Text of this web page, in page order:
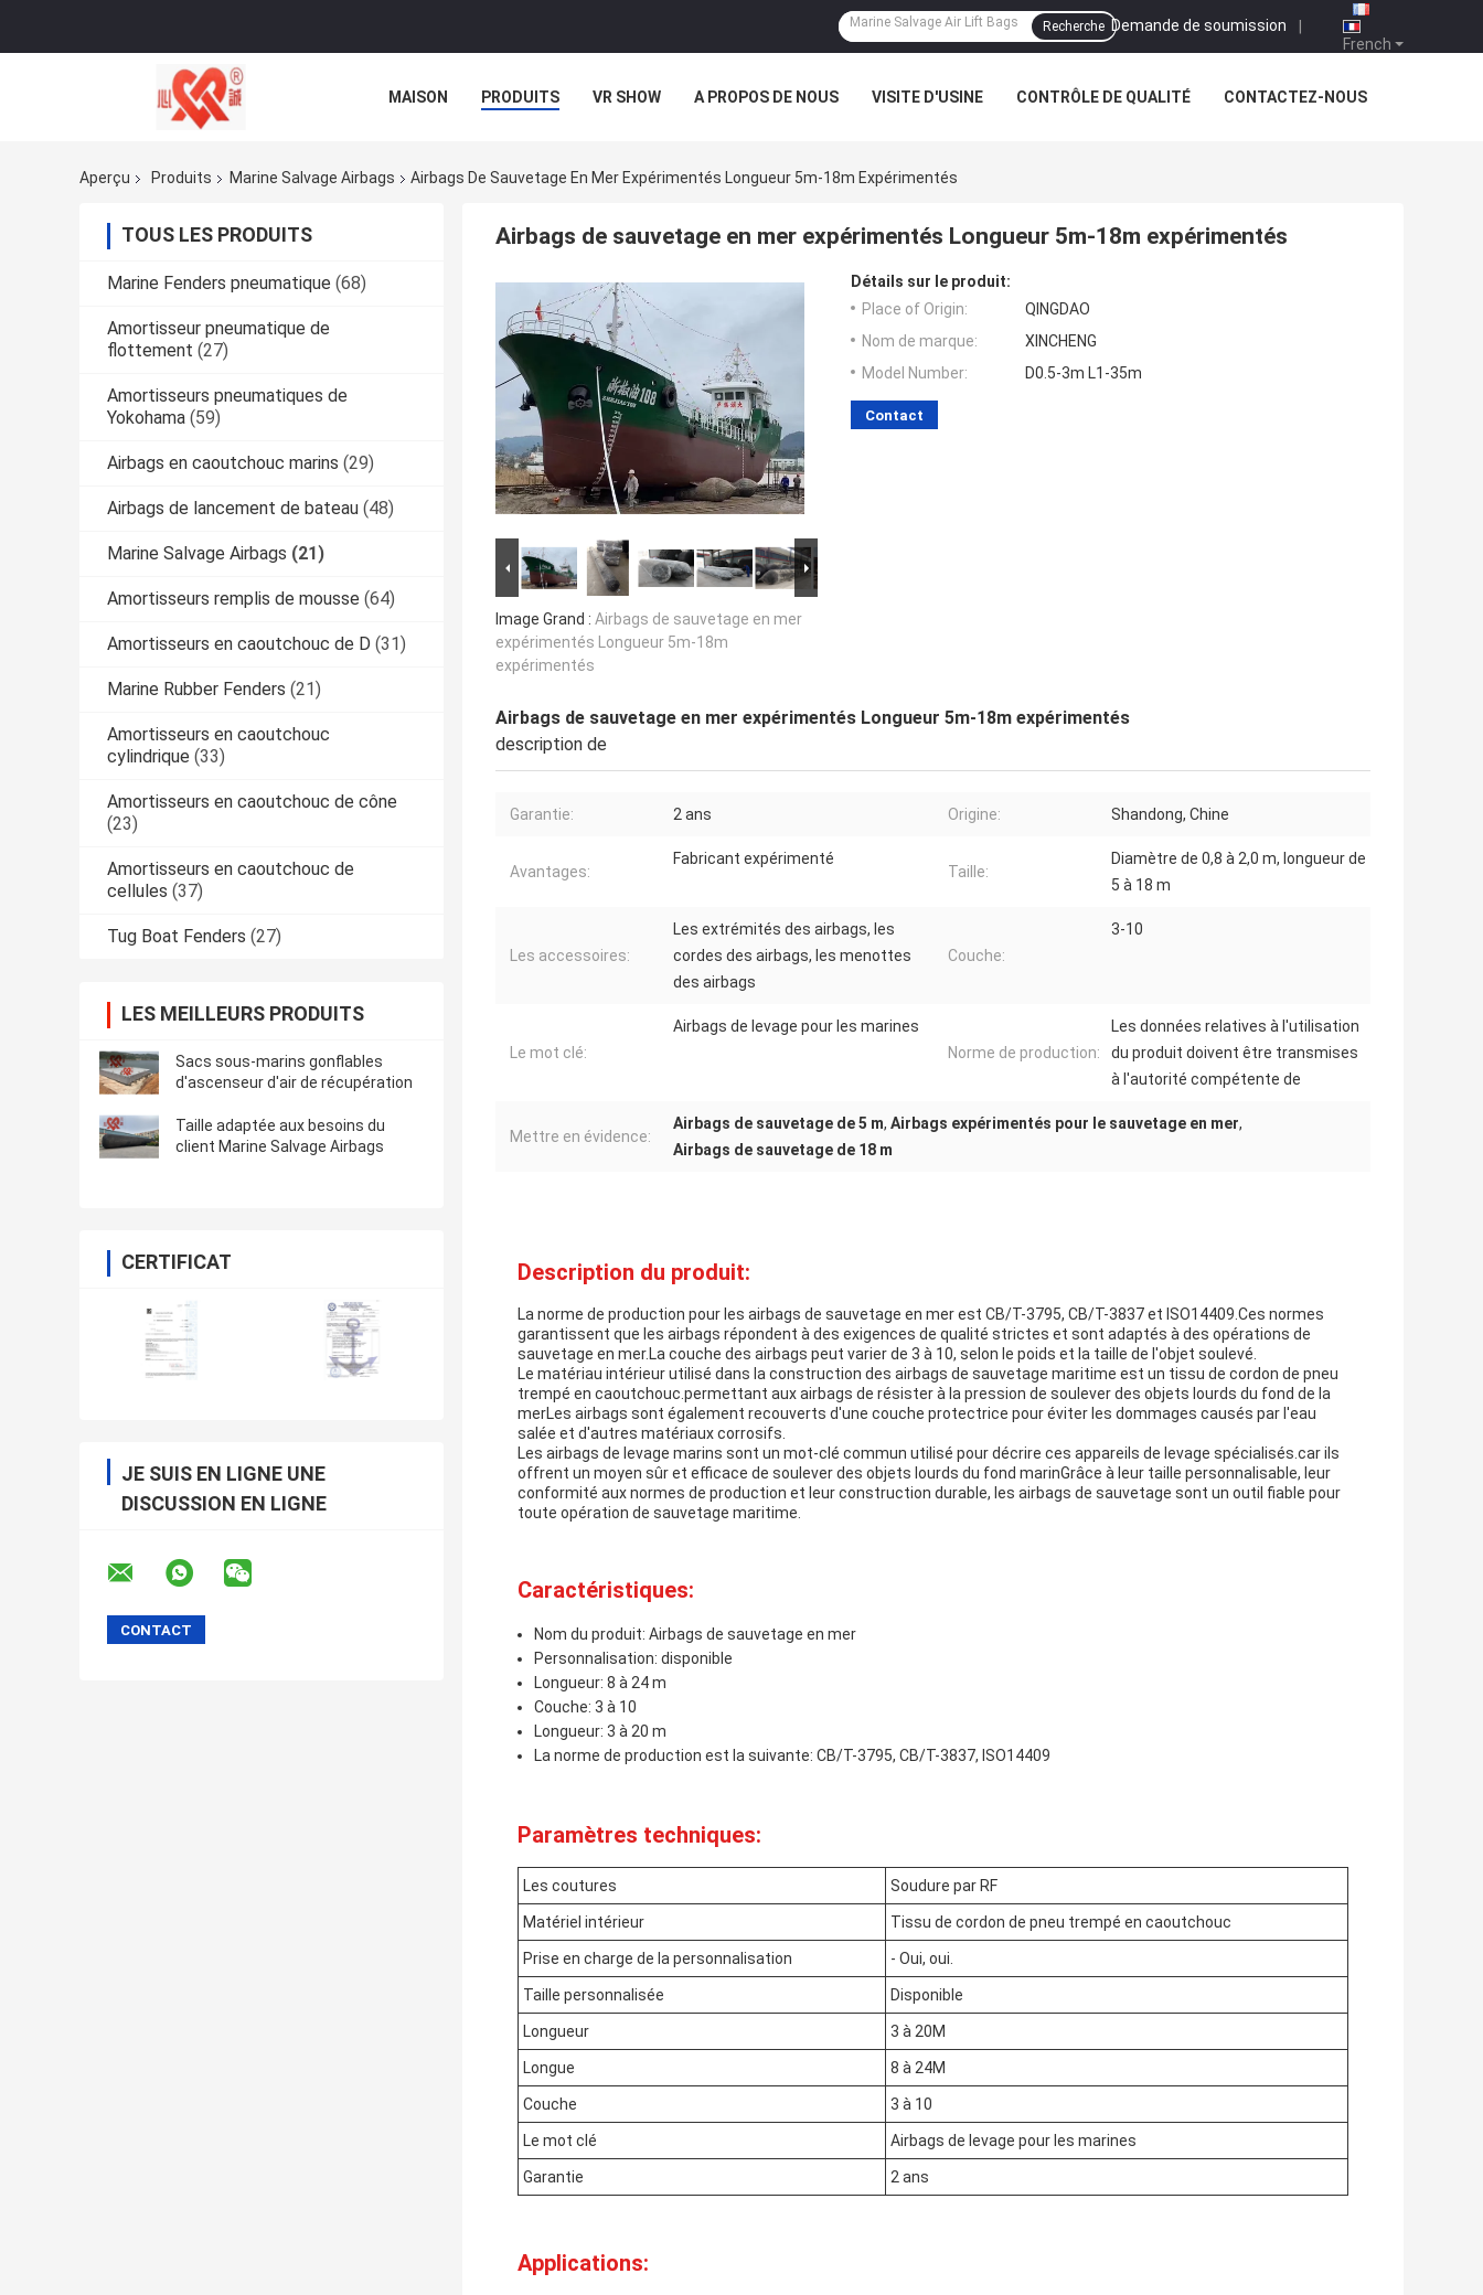
French
Demande de soumission |
Recherche
MAISON PRODUITS VR SHOW A PROPOS DE NOUS VISITE D'USINE CONTRÔLE DE QUALITÉ CONTACTEZ-NOUS
Aperçu
Produits Marine Salvage Airbags Airbags De Sauvetage En Mer Expérimentés Longueur 5m-18m Expérimentés
TOUS LES PRODUITS
Marine Fenders pneumatique (68)
Amortisseur pneumatique de
flottement (27)
Amortisseurs pneumatiques de
Yokohama (59)
Airbags en caoutchouc marins (29)
Airbags de lancement de bateau (48)
Marine Salvage Airbags (21)
Amortisseurs remplis de mousse (64)
Amortisseurs en caoutchouc de D (31)
Marine Rubber Fenders (21)
Amortisseurs en caoutchouc
cylindrique (33)
Amortisseurs en caoutchouc de cône
(23)
Amortisseurs en caoutchouc de
cellules (37)
Tug Boat Fenders (27)
LES MEILLEURS PRODUITS
Sacs sous-marins gonflables
d'ascenseur d'air de récupération
Taille adaptée aux besoins du
client Marine Salvage Airbags
CERTIFICAT
JE SUIS EN LIGNE UNE
DISCUSSION EN LIGNE
Airbags de sauvetage en mer expérimentés Longueur 5m-18m expérimentés
Image Grand : Airbags de sauvetage en mer
expérimentés Longueur 5m-18m
expérimentés
Détails sur le produit:
Place of Origin:
QINGDAO
Nom de marque:
XINCHENG
Model Number:
D0.5-3m L1-35m
Contact
Airbags de sauvetage en mer expérimentés Longueur 5m-18m expérimentés
description de
Garantie: 2 ans Origine: Shandong, Chine
Avantages:
Fabricant expérimenté
Taille:
Diamètre de 0,8 à 2,0 m, longueur de
5 à 18 m
Les accessoires:
Les extrémités des airbags, les
cordes des airbags, les menottes
des airbags
Couche:
3-10
Le mot clé:
Airbags de levage pour les marines
Norme de production:
Les données relatives à l'utilisation
du produit doivent être transmises
à l'autorité compétente de
Mettre en évidence:
Airbags de sauvetage de 5 m, Airbags expérimentés pour le sauvetage en mer,
Airbags de sauvetage de 18 m
Description du produit:
La norme de production pour les airbags de sauvetage en mer est CB/T-3795, CB/T-3837 et ISO14409.Ces normes
garantissent que les airbags répondent à des exigences de qualité strictes et sont adaptés à des opérations de
sauvetage en mer.La couche des airbags peut varier de 3 à 10, selon le poids et la taille de l'objet soulevé.
Le matériau intérieur utilisé dans la construction des airbags de sauvetage maritime est un tissu de cordon de pneu
trempé en caoutchouc.permettant aux airbags de résister à la pression de soulever des objets lourds du fond de la
merLes airbags sont également recouverts d'une couche protectrice pour éviter les dommages causés par l'eau
salée et d'autres matériaux corrosifs.
Les airbags de levage marins sont un mot-clé commun utilisé pour décrire ces appareils de levage spécialisés.car ils
offrent un moyen sûr et efficace de soulever des objets lourds du fond marinGrâce à leur taille personnalisable, leur
conformité aux normes de production et leur construction durable, les airbags de sauvetage sont un outil fiable pour
toute opération de sauvetage maritime.
Caractéristiques:
Nom du produit: Airbags de sauvetage en mer
Personnalisation: disponible
Longueur: 8 à 24 m
Couche: 3 à 10
Longueur: 3 à 20 m
La norme de production est la suivante: CB/T-3795, CB/T-3837, ISO14409
Paramètres techniques:
Les coutures Soudure par RF
Matériel intérieur Tissu de cordon de pneu trempé en caoutchouc
Prise en charge de la personnalisation - Oui, oui.
Taille personnalisée Disponible
Longueur 3 à 20M
Longue 8 à 24M
Couche 3 à 10
Le mot clé Airbags de levage pour les marines
Garantie 2 ans
Applications: